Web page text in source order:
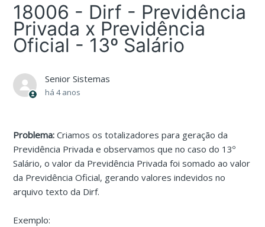
18006 - Dirf - Previdência
Privada x Previdência
Oficial - 13º Salário
Senior Sistemas
há 4 anos
Problema:Criamos os totalizadores para geração da
Previdência Privada e observamos que no caso do 13º
Salário, o valor da Previdência Privada foi somado ao valor
da Previdência Oficial, gerando valores indevidos no
arquivo texto da Dirf.
Exemplo: